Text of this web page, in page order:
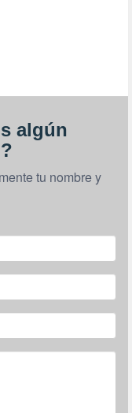
algún
tu nombre y